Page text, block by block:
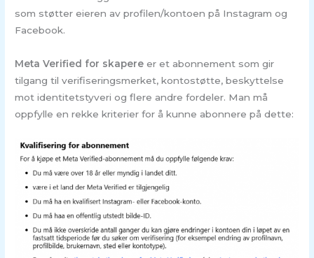
som støtter eieren av profilen/kontoen på Instagram og
Facebook.
Meta Verified for skapere er et abonnement som gir
tilgang til verifiseringsmerket, kontostøtte, beskyttelse
mot identitetstyveri og flere andre fordeler. Man må
oppfylle en rekke kriterier for å kunne abonnere på dette: